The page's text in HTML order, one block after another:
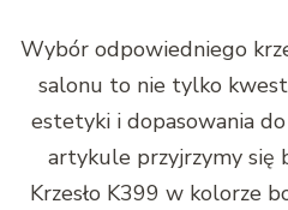
Wybór odpowiedniego
salonu to nie tylko
estetyki i dopasowania
artykule przyjrzymy się
Krzesło K399 w kolorze